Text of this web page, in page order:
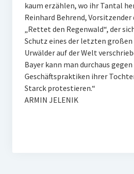
kaum erzählen, wo ihr Tantal
Reinhard Behrend, Vorsitzender
„Rettet den Regenwald“, der
Schutz eines der letzten
Urwälder auf der Welt
Bayer kann man durchaus gegen
Geschäftspraktiken ihrer
Starck protestieren.“
ARMIN JELENIK